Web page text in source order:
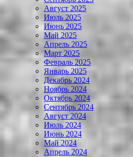
Август 2025
Июль 2025
Июнь 2025
Май 2025
Апрель 2025
Март 2025
Февраль 2025
Январь 2025
Декабрь 2024
Ноябрь 2024
Октябрь 2024
Сентябрь 2024
Август 2024
Июль 2024
Июнь 2024
Май 2024
Апрель 2024